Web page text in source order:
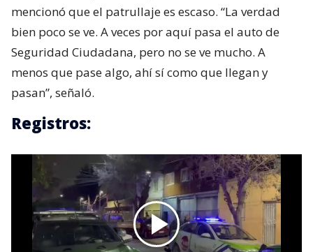
mencionó que el patrullaje es escaso. “La verdad
bien poco se ve. A veces por aquí pasa el auto de
Seguridad Ciudadana, pero no se ve mucho. A
menos que pase algo, ahí sí como que llegan y
pasan”, señaló.
Registros: